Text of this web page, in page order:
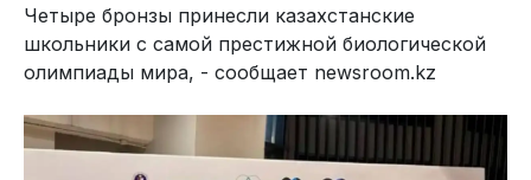
Четыре бронзы принесли казахстанские
школьники с самой престижной биологической
олимпиады мира, - сообщает newsroom.kz